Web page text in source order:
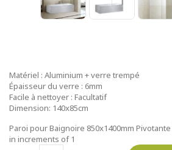
Matériel : Aluminium + verre trempé
Épaisseur du verre : 6mm
Facile à nettoyer : Facultatif
Dimension: 140x85cm
Paroi pour Baignoire 850x1400mm
in increments of 1